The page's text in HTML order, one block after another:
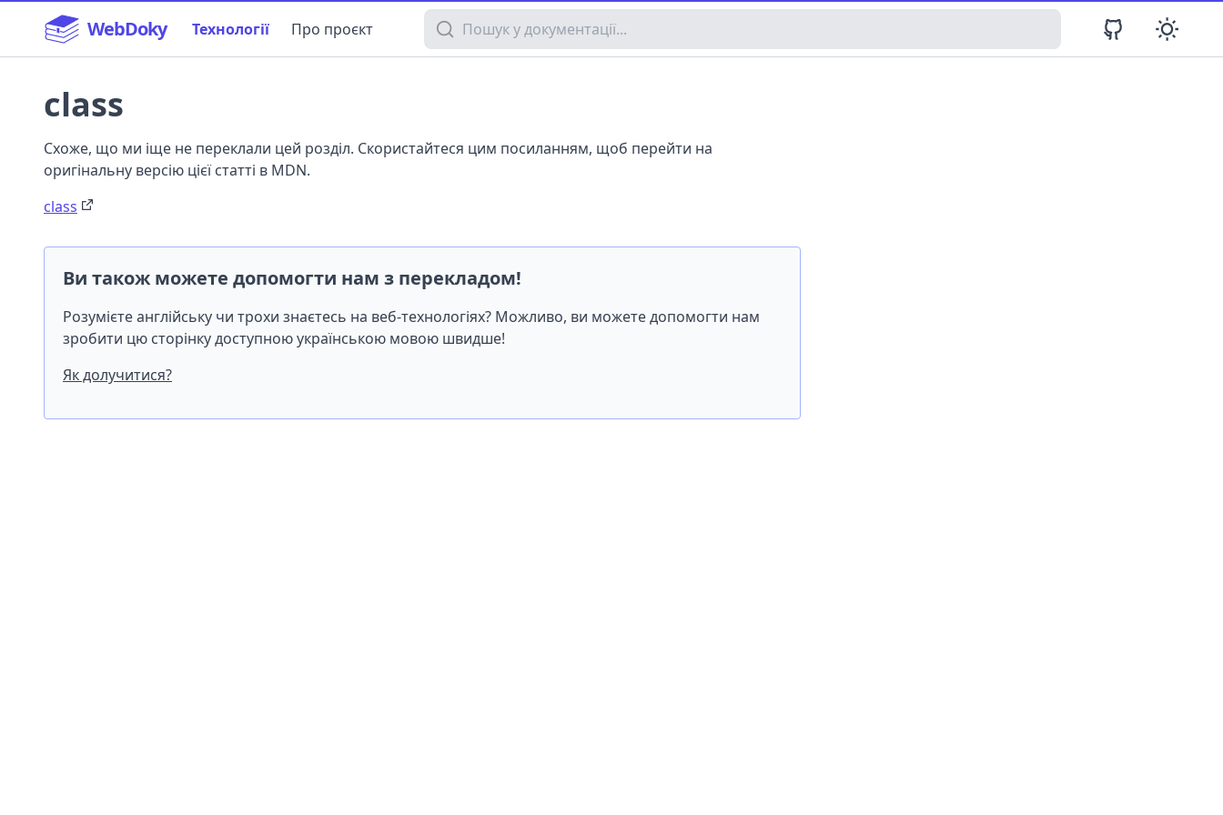
WebDoky Технології Про проєкт Пошук у документації
class
Схоже, що ми іще не переклали цей розділ. Скористайтеся цим посиланням, щоб перейти на
оригінальну версію цієї статті в MDN.
class
Ви також можете допомогти нам з перекладом!
Розумієте англійську чи трохи знаєтесь на веб-технологіях? Можливо, ви можете допомогти нам
зробити цю сторінку доступною українською мовою швидше!
Як долучитися?